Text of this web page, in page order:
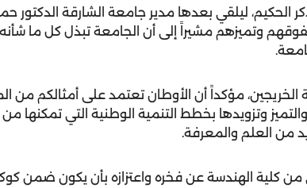
الحكيم، ليلقي بعدها مدير جامعة الشارقة
وتميزهم مشيراً إلى أن الجامعة تبذل كل ما
الخريجين، مؤكداً أن الأوطان تعتمد على أمثالكم من
والتميز وتزويدها بخطط التنمية الوطنية التي تمكنها
من العلم والمعرفة.
من كلية الهندسة عن فخره واعتزازه بأن يكون ضمن